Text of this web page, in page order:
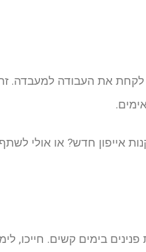
לקחת את העבודה למעבדה.
אייפון חדש? או אולי
בימים קשים. חייכו,